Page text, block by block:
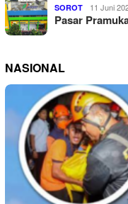
SOROT 11 Juni
Pasar
NASIONAL